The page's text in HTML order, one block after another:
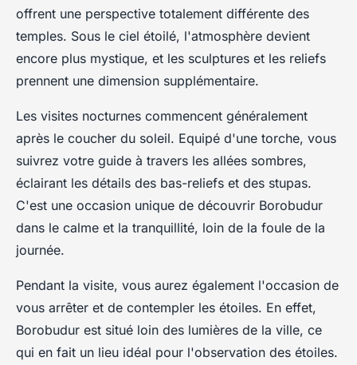
offrent une perspective totalement différente des
temples. Sous le ciel étoilé, l'atmosphère devient
encore plus mystique, et les sculptures et les reliefs
prennent une dimension supplémentaire.
Les visites nocturnes commencent généralement
après le coucher du soleil. Equipé d'une torche, vous
suivrez votre guide à travers les allées sombres,
éclairant les détails des bas-reliefs et des stupas.
C'est une occasion unique de découvrir Borobudur
dans le calme et la tranquillité, loin de la foule de la
journée.
Pendant la visite, vous aurez également l'occasion de
vous arrêter et de contempler les étoiles. En effet,
Borobudur est situé loin des lumières de la ville, ce
qui en fait un lieu idéal pour l'observation des étoiles.